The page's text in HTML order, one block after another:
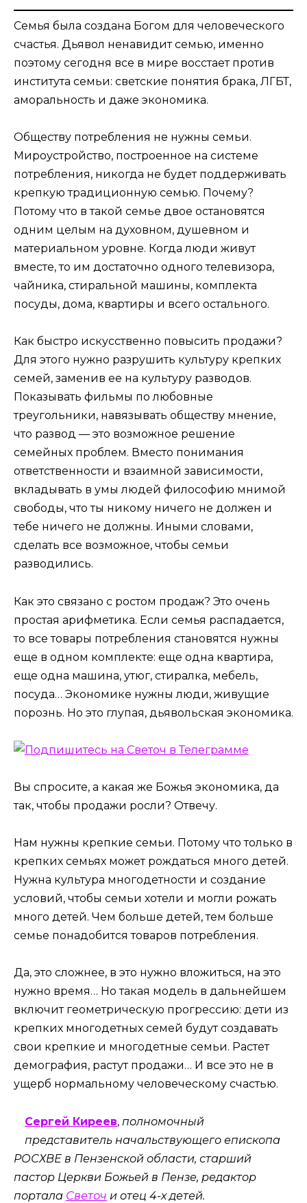
Семья была создана Богом для человеческого
счастья. Дьявол ненавидит семью, именно
поэтому сегодня все в мире восстает против
института семьи: светские понятия брака, ЛГБТ,
аморальность и даже экономика.
Обществу потребления не нужны семьи.
Мироустройство, построенное на системе
потребления, никогда не будет поддерживать
крепкую традиционную семью. Почему?
Потому что в такой семье двое остановятся
одним целым на духовном, душевном и
материальном уровне. Когда люди живут
вместе, то им достаточно одного телевизора,
чайника, стиральной машины, комплекта
посуды, дома, квартиры и всего остального.
Как быстро искусственно повысить продажи?
Для этого нужно разрушить культуру крепких
семей, заменив ее на культуру разводов.
Показывать фильмы по любовные
треугольники, навязывать обществу мнение,
что развод — это возможное решение
семейных проблем. Вместо понимания
ответственности и взаимной зависимости,
вкладывать в умы людей философию мнимой
свободы, что ты никому ничего не должен и
тебе ничего не должны. Иными словами,
сделать все возможное, чтобы семьи
разводились.
Как это связано с ростом продаж? Это очень
простая арифметика. Если семья распадается,
то все товары потребления становятся нужны
еще в одном комплекте: еще одна квартира,
еще одна машина, утюг, стиралка, мебель,
посуда… Экономике нужны люди, живущие
порознь. Но это глупая, дьявольская экономика.
Вы спросите, а какая же Божья экономика, да
так, чтобы продажи росли? Отвечу.
Нам нужны крепкие семьи. Потому что только в
крепких семьях может рождаться много детей.
Нужна культура многодетности и создание
условий, чтобы семьи хотели и могли рожать
много детей. Чем больше детей, тем больше
семье понадобится товаров потребления.
Да, это сложнее, в это нужно вложиться, на это
нужно время… Но такая модель в дальнейшем
включит геометрическую прогрессию: дети из
крепких многодетных семей будут создавать
свои крепкие и многодетные семьи. Растет
демография, растут продажи… И все это не в
ущерб нормальному человеческому счастью.
Сергей Киреев, полномочный
представитель начальствующего епископа
РОСХВЕ в Пензенской области, старший
пастор Церкви Божьей в Пензе, редактор
портала Светоч и отец 4-х детей.